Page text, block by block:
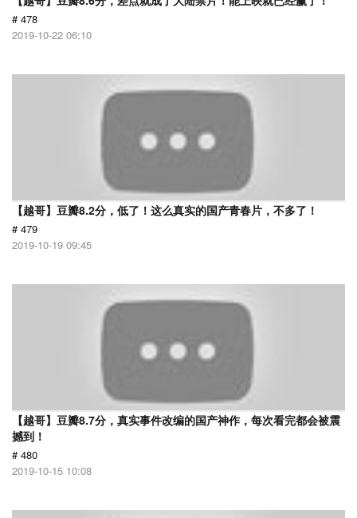
# 478
2019-10-22 06:10
【越哥】豆瓣8.2分，低了！这么真实的国产青春片，不多了！
# 479
2019-10-19 09:45
【越哥】豆瓣8.7分，真实事件改编的国产神作，每次看完都会被震
撼到！
# 480
2019-10-15 10:08